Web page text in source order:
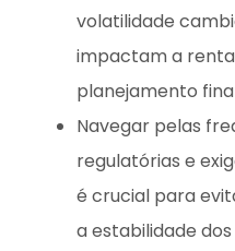
volatilidade
impactam a
planejamento
Navegar pelas
regulatórias e
é crucial para
a estabilidade